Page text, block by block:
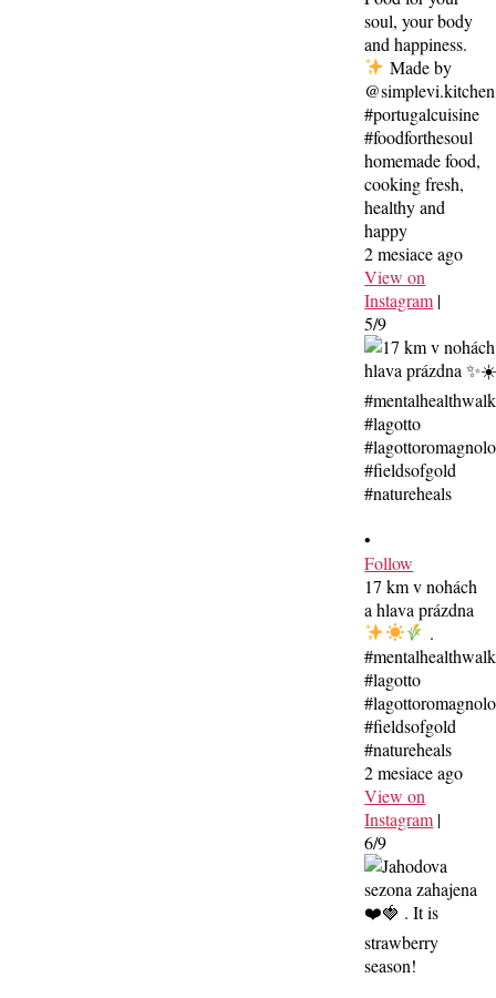
soul, your body
and happiness.
Made by
@simplevi.kitchen
#portugalcuisine
#foodforthesoul
homemade food,
cooking fresh,
healthy and
happy
2 mesiace ago
View on
Instagram |
5/9
•
Follow
17 km v nohách
a hlava prázdna
.
#mentalhealthwalk
#lagotto
#fieldsofgold
#natureheals
2 mesiace ago
View on
Instagram |
6/9